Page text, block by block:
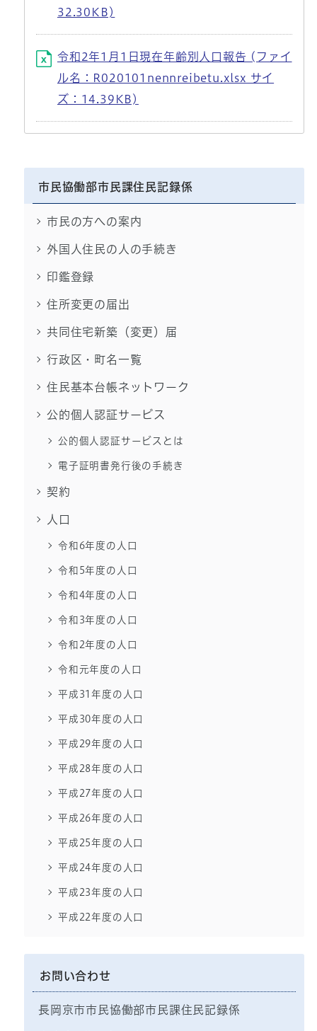
32.30KB)
令和2年1月1日現在年齢別人口報告 (ファイ
ル名：R020101nennreibetu.xlsx サイ
ズ：14.39KB)
市民協働部市民課住民記録係
市民の方への案内
外国人住民の人の手続き
印鑑登録
住所変更の届出
共同住宅新築（変更）届
行政区・町名一覧
住民基本台帳ネットワーク
公的個人認証サービス
公的個人認証サービスとは
電子証明書発行後の手続き
契約
人口
令和6年度の人口
令和5年度の人口
令和4年度の人口
令和3年度の人口
令和2年度の人口
令和元年度の人口
平成31年度の人口
平成30年度の人口
平成29年度の人口
平成28年度の人口
平成27年度の人口
平成26年度の人口
平成25年度の人口
平成24年度の人口
平成23年度の人口
平成22年度の人口
お問い合わせ
長岡京市市民協働部市民課住民記録係